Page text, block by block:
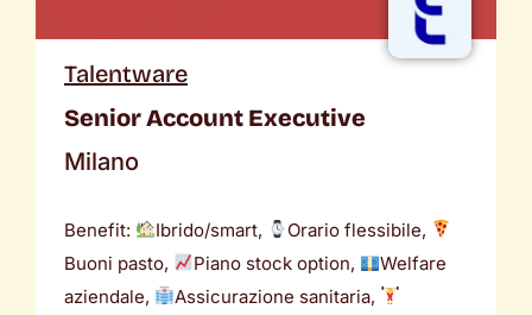
Talentware
Senior Account Executive
Milano
Benefit: Ibrido/smart,
Orario flessibile,
Buoni pasto,
Piano stock option,
Welfare
aziendale,
Assicurazione sanitaria,